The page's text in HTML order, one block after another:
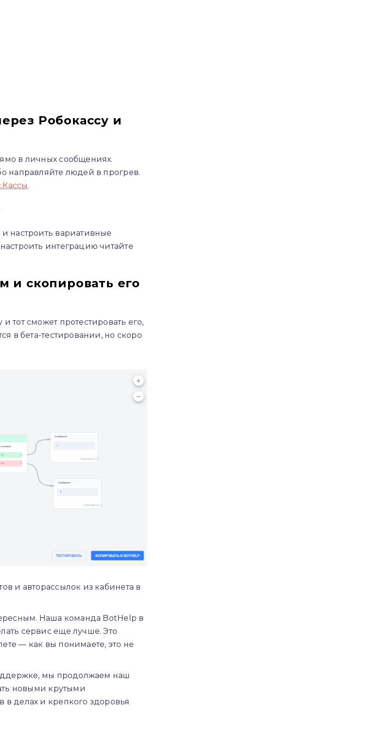
Робокассу и
в личных сообщениях.
направляйте людей в прогрев.
.
настроить вариативные
интеграцию читайте
и скопировать его
тот сможет протестировать его,
в бета-тестировании, но скоро
и авторассылок из кабинета в
Наша команда BotHelp в
сервис еще лучше. Это
— как вы понимаете, это не
мы продолжаем наш
новыми крутыми
делах и крепкого здоровья